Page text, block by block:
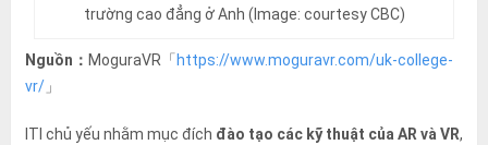
trường cao đẳng ở Anh (Image: courtesy CBC)
Nguồn： MoguraVR「 https://www.moguravr.com/uk-college-
vr/」
ITI chủ yếu nhằm mục đích đào tạo các kỹ thuật của AR và VR,